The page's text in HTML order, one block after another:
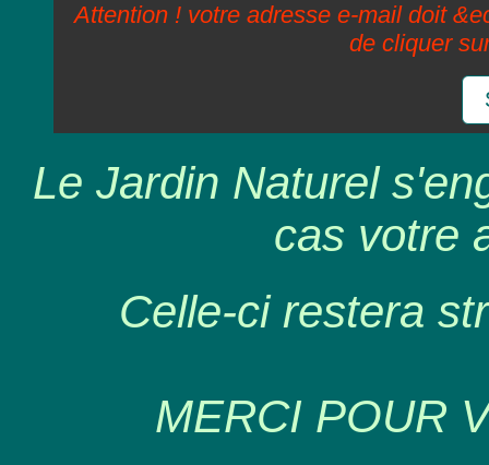
Attention ! votre adresse e-mail doit
de cliquer
Le Jardin Naturel
cas votre
Celle-ci restera
MERCI POUR